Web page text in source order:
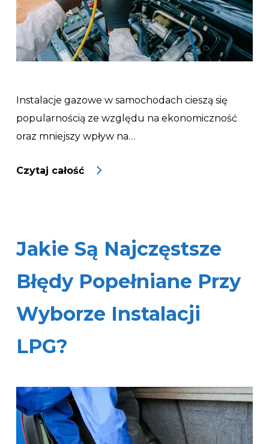
Instalacje gazowe w samochodach cieszą się
popularnością ze względu na ekonomiczność
oraz mniejszy wpływ na…
Jakie Są Najczęstsze
Błędy Popełniane Przy
Wyborze Instalacji
LPG?